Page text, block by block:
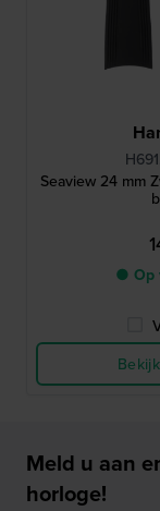
Seaview 24 mm
● Op
Meld u aan
horloge!